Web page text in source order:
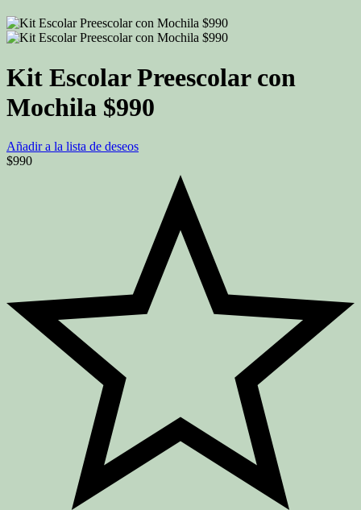
Kit Escolar Preescolar con
Mochila $990
Añadir a la lista de deseos
$990